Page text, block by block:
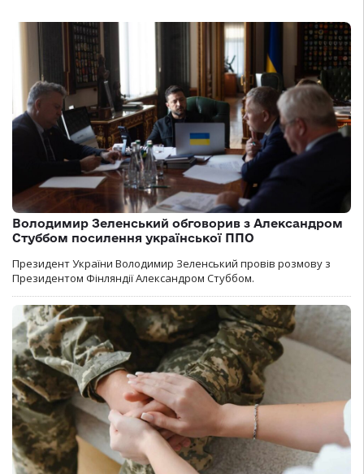
Володимир Зеленський обговорив з Александром
Стуббом посилення української ППО
Президент України Володимир Зеленський провів розмову з
Президентом Фінляндії Александром Стуббом.